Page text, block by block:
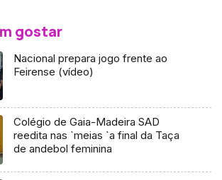
gostar
Nacional prepara jogo frente ao
Feirense (vídeo)
Colégio de Gaia-Madeira SAD
reedita nas `meias `a final da Taça
de andebol feminina